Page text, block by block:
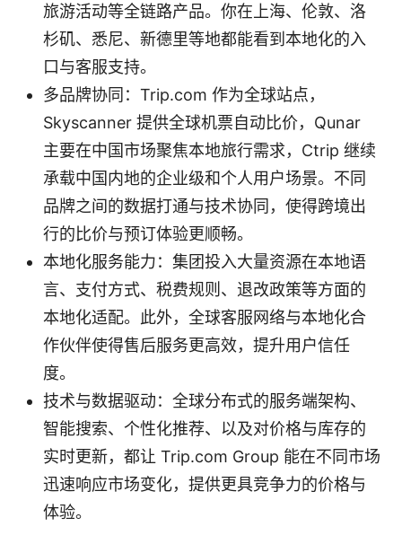
旅游活动等全链路产品。你在上海、伦敦、洛
杉矶、悉尼、新德里等地都能看到本地化的入
口与客服支持。
多品牌协同：Trip.com 作为全球站点，
Skyscanner 提供全球机票自动比价，Qunar
主要在中国市场聚焦本地旅行需求，Ctrip 继续
承载中国内地的企业级和个人用户场景。不同
品牌之间的数据打通与技术协同，使得跨境出
行的比价与预订体验更顺畅。
本地化服务能力：集团投入大量资源在本地语
言、支付方式、税费规则、退改政策等方面的
本地化适配。此外，全球客服网络与本地化合
作伙伴使得售后服务更高效，提升用户信任
度。
技术与数据驱动：全球分布式的服务端架构、
智能搜索、个性化推荐、以及对价格与库存的
实时更新，都让 Trip.com Group 能在不同市场
迅速响应市场变化，提供更具竞争力的价格与
体验。